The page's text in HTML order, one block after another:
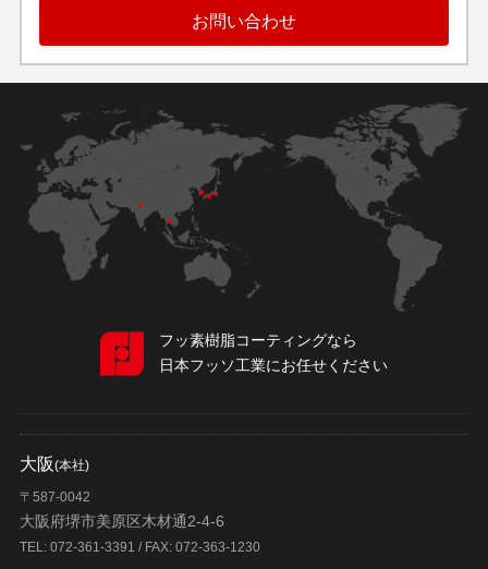
お問い合わせ
フッ素樹脂コーティングなら
日本フッソ工業にお任せください
大阪(本社)
〒587-0042
大阪府堺市美原区木材通2-4-6
TEL: 072-361-3391 / FAX: 072-363-1230